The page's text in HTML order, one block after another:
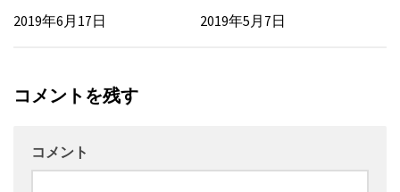
2019年6月17日 2019年5月7日
コメントを残す
コメント